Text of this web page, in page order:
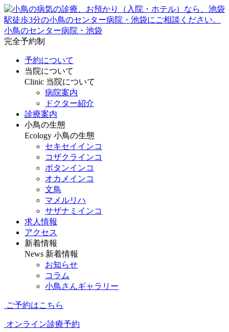
小鳥のセンター病院・池袋
完全予約制
予約について
当院について
Clinic 当院について
病院案内
ドクター紹介
診療案内
小鳥の生態
Ecology 小鳥の生態
セキセイインコ
コザクラインコ
ボタンインコ
オカメインコ
文鳥
マメルリハ
サザナミインコ
求人情報
アクセス
新着情報
News 新着情報
お知らせ
コラム
小鳥さんギャラリー
ご予約はこちら
オンライン診療予約